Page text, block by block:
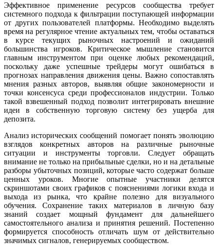
Эффективное применение ресурсов сообщества требует
системного подхода к фильтрации поступающей информации
от других пользователей платформы. Необходимо выделять
время на регулярное чтение актуальных тем, чтобы оставаться
в курсе текущих рыночных настроений и ожиданий
большинства игроков. Критическое мышление становится
главным инструментом при оценке любых рекомендаций,
поскольку даже успешные трейдеры могут ошибаться в
прогнозах направления движения цены. Важно сопоставлять
мнения разных авторов, выявляя общие закономерности и
точки консенсуса среди профессионалов индустрии. Только
такой взвешенный подход позволит интегрировать внешние
идеи в собственную торговую систему без ущерба для
депозита.
Анализ исторических сообщений помогает понять эволюцию
взглядов конкретных авторов на различные рыночные
ситуации и инструменты торговли. Следует обращать
внимание не только на прибыльные сделки, но и на детальные
разборы убыточных позиций, которые часто содержат больше
ценных уроков. Многие опытные участники делятся
скриншотами своих графиков с пояснениями логики входа и
выхода из рынка, что крайне полезно для визуального
обучения. Сохранение таких материалов в личную базу
знаний создает мощный фундамент для дальнейшего
самостоятельного анализа и принятия решений. Постепенно
формируется способность отличать шум от действительно
значимых сигналов, генерируемых сообществом.